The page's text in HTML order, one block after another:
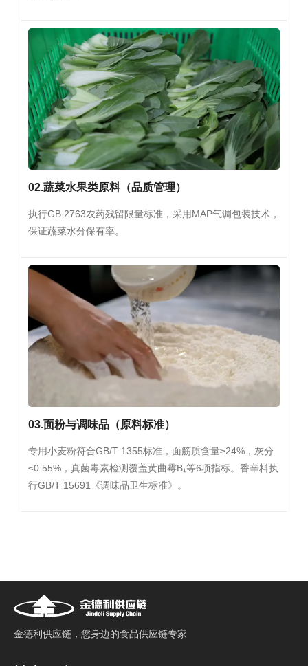
02.蔬菜水果类原料（品质管理）
执行GB 2763农药残留限量标准，采用MAP气调包装技术，
保证蔬菜水分保有率。
03.面粉与调味品（原料标准）
专用小麦粉符合GB/T 1355标准，面筋质含量≥24%，灰分
≤0.55%，真菌毒素检测覆盖黄曲霉B₁等6项指标。香辛料执
行GB/T 15691《调味品卫生标准》。
⾦德利供应链，您⾝边的⻝品供应链专家